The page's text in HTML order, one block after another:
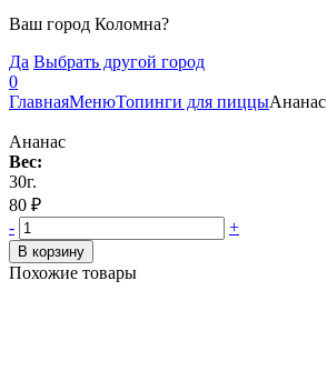
Ваш город Коломна?
Да Выбрать другой город
0
ГлавнаяМенюТопинги для пиццыАнанас
Ананас
Вес:
30г.
80 ₽
-
+
В корзину
Похожие товары